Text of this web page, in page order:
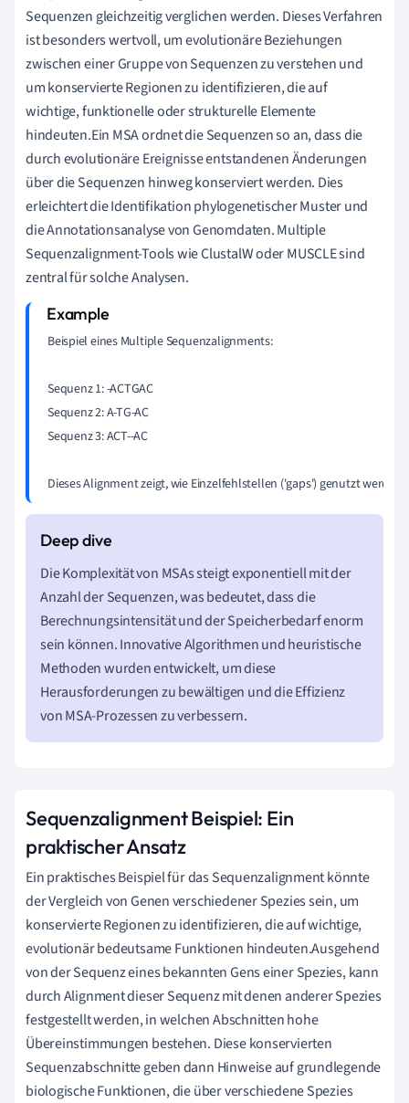
Sequenzen gleichzeitig verglichen werden. Dieses Verfahren
ist besonders wertvoll, um evolutionäre Beziehungen
zwischen einer Gruppe von Sequenzen zu verstehen und
um konservierte Regionen zu identifizieren, die auf
wichtige, funktionelle oder strukturelle Elemente
hindeuten.Ein MSA ordnet die Sequenzen so an, dass die
durch evolutionäre Ereignisse entstandenen Änderungen
über die Sequenzen hinweg konserviert werden. Dies
erleichtert die Identifikation phylogenetischer Muster und
die Annotationsanalyse von Genomdaten. Multiple
Sequenzalignment-Tools wie ClustalW oder MUSCLE sind
zentral für solche Analysen.
Beispiel eines Multiple Sequenzalignments:
Sequenz 1: -ACTGAC
Sequenz 2: A-TG-AC
Sequenz 3: ACT--AC
Dieses Alignment zeigt, wie Einzelfehlstellen ('gaps') genutzt
Die Komplexität von MSAs steigt exponentiell mit der
Anzahl der Sequenzen, was bedeutet, dass die
Berechnungsintensität und der Speicherbedarf enorm
sein können. Innovative Algorithmen und heuristische
Methoden wurden entwickelt, um diese
Herausforderungen zu bewältigen und die Effizienz
von MSA-Prozessen zu verbessern.
Sequenzalignment Beispiel: Ein
praktischer Ansatz
Ein praktisches Beispiel für das Sequenzalignment könnte
der Vergleich von Genen verschiedener Spezies sein, um
konservierte Regionen zu identifizieren, die auf wichtige,
evolutionär bedeutsame Funktionen hindeuten.Ausgehend
von der Sequenz eines bekannten Gens einer Spezies, kann
durch Alignment dieser Sequenz mit denen anderer Spezies
festgestellt werden, in welchen Abschnitten hohe
Übereinstimmungen bestehen. Diese konservierten
Sequenzabschnitte geben dann Hinweise auf grundlegende
biologische Funktionen, die über verschiedene Spezies